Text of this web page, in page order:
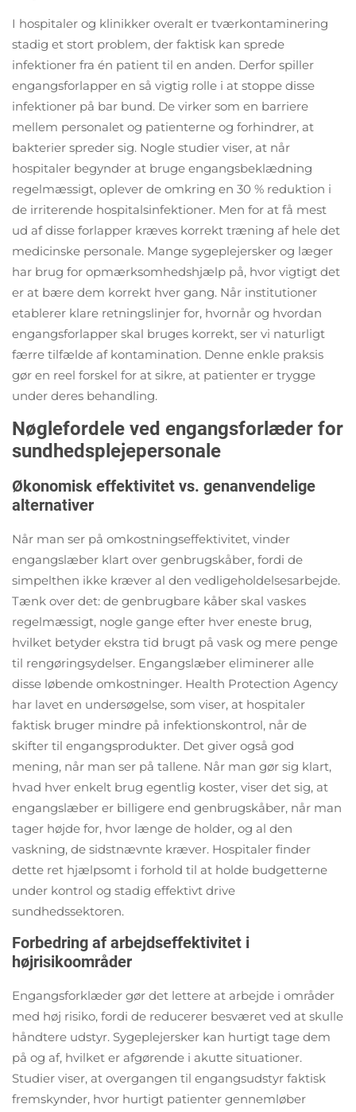
I hospitaler og klinikker overalt er tværkontaminering
stadig et stort problem, der faktisk kan sprede
infektioner fra én patient til en anden. Derfor spiller
engangsforlapper en så vigtig rolle i at stoppe disse
infektioner på bar bund. De virker som en barriere
mellem personalet og patienterne og forhindrer, at
bakterier spreder sig. Nogle studier viser, at når
hospitaler begynder at bruge engangsbeklædning
regelmæssigt, oplever de omkring en 30 % reduktion i
de irriterende hospitalsinfektioner. Men for at få mest
ud af disse forlapper kræves korrekt træning af hele det
medicinske personale. Mange sygeplejersker og læger
har brug for opmærksomhedshjælp på, hvor vigtigt det
er at bære dem korrekt hver gang. Når institutioner
etablerer klare retningslinjer for, hvornår og hvordan
engangsforlapper skal bruges korrekt, ser vi naturligt
færre tilfælde af kontamination. Denne enkle praksis
gør en reel forskel for at sikre, at patienter er trygge
under deres behandling.
Nøglefordele ved engangsforlæder for
sundhedsplejepersonale
Økonomisk effektivitet vs. genanvendelige
alternativer
Når man ser på omkostningseffektivitet, vinder
engangslæber klart over genbrugskåber, fordi de
simpelthen ikke kræver al den vedligeholdelsesarbejde.
Tænk over det: de genbrugbare kåber skal vaskes
regelmæssigt, nogle gange efter hver eneste brug,
hvilket betyder ekstra tid brugt på vask og mere penge
til rengøringsydelser. Engangslæber eliminerer alle
disse løbende omkostninger. Health Protection Agency
har lavet en undersøgelse, som viser, at hospitaler
faktisk bruger mindre på infektionskontrol, når de
skifter til engangsprodukter. Det giver også god
mening, når man ser på tallene. Når man gør sig klart,
hvad hver enkelt brug egentlig koster, viser det sig, at
engangslæber er billigere end genbrugskåber, når man
tager højde for, hvor længe de holder, og al den
vaskning, de sidstnævnte kræver. Hospitaler finder
dette ret hjælpsomt i forhold til at holde budgetterne
under kontrol og stadig effektivt drive
sundhedssektoren.
Forbedring af arbejdseffektivitet i
højrisikoområder
Engangsforklæder gør det lettere at arbejde i områder
med høj risiko, fordi de reducerer besværet ved at skulle
håndtere udstyr. Sygeplejersker kan hurtigt tage dem
på og af, hvilket er afgørende i akutte situationer.
Studier viser, at overgangen til engangsudstyr faktisk
fremskynder, hvor hurtigt patienter gennemløber